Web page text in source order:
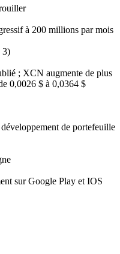
à 200 millions par mois
3)
; XCN augmente de plus
0,0026 $ à 0,0364 $
de portefeuille
sur Google Play et IOS